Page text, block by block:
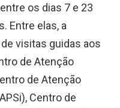
os dias 7 e 23
Entre elas, a
visitas guidas aos
de Atenção
de Atenção
Centro de